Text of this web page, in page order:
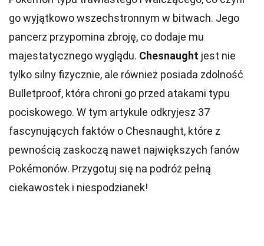
go wyjątkowo wszechstronnym w bitwach. Jego
pancerz przypomina zbroję, co dodaje mu
majestatycznego wyglądu. Chesnaught jest nie
tylko silny fizycznie, ale również posiada zdolność
Bulletproof, która chroni go przed atakami typu
pociskowego. W tym artykule odkryjesz 37
fascynujących faktów o Chesnaught, które z
pewnością zaskoczą nawet największych fanów
Pokémonów. Przygotuj się na podróż pełną
ciekawostek i niespodzianek!